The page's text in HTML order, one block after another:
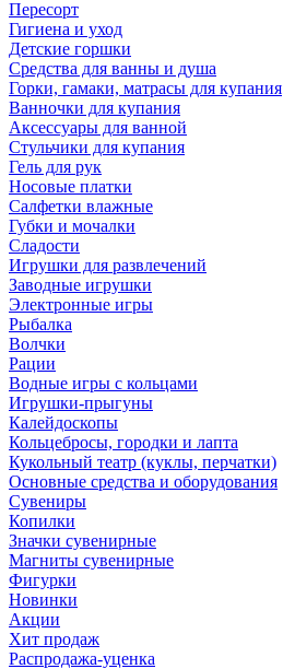
Пересорт
Гигиена и уход
Детские горшки
Средства для ванны и душа
Горки, гамаки, матрасы для купания
Ванночки для купания
Аксессуары для ванной
Стульчики для купания
Гель для рук
Носовые платки
Салфетки влажные
Губки и мочалки
Сладости
Игрушки для развлечений
Заводные игрушки
Электронные игры
Рыбалка
Волчки
Рации
Водные игры с кольцами
Игрушки-прыгуны
Калейдоскопы
Кольцебросы, городки и лапта
Кукольный театр (куклы, перчатки)
Основные средства и оборудования
Сувениры
Копилки
Значки сувенирные
Магниты сувенирные
Фигурки
Новинки
Акции
Хит продаж
Распродажа-уценка